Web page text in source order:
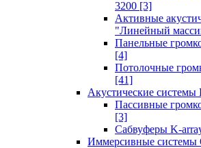
3200 [3]
Активные
"Линейный
Панельные
[4]
Потолочные
[41]
Акустические системы
Пассивные
[3]
Сабвуферы K-
Иммерсивные системы